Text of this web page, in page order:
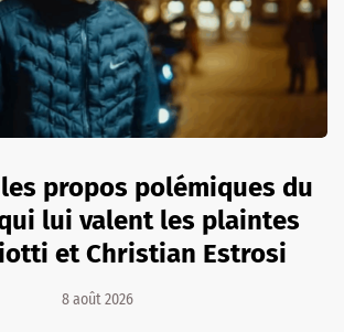
propos polémiques du
lui valent les plaintes
et Christian Estrosi
8 août 2026